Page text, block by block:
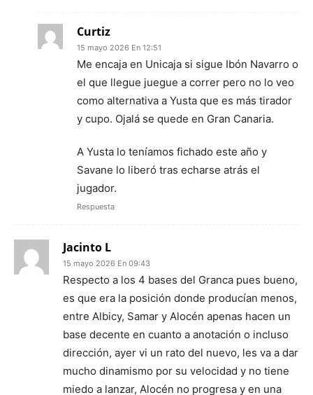
Curtiz
15 mayo 2026 En 12:51
Me encaja en Unicaja si sigue Ibón Navarro o
el que llegue juegue a correr pero no lo veo
como alternativa a Yusta que es más tirador
y cupo. Ojalá se quede en Gran Canaria.
A Yusta lo teníamos fichado este año y
Savane lo liberó tras echarse atrás el
jugador.
Respuesta
Jacinto L
15 mayo 2026 En 09:43
Respecto a los 4 bases del Granca pues bueno,
es que era la posición donde producían menos,
entre Albicy, Samar y Alocén apenas hacen un
base decente en cuanto a anotación o incluso
dirección, ayer vi un rato del nuevo, les va a dar
mucho dinamismo por su velocidad y no tiene
miedo a lanzar, Alocén no progresa y en una